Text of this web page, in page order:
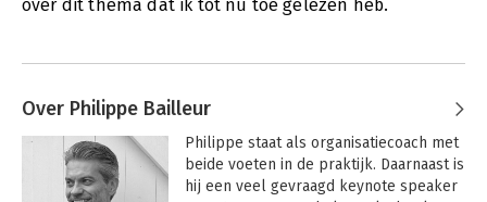
over dit thema dat ik tot nu toe gelezen heb.
Over Philippe Bailleur
Philippe staat als organisatiecoach met
beide voeten in de praktijk. Daarnaast is
hij een veel gevraagd keynote speaker